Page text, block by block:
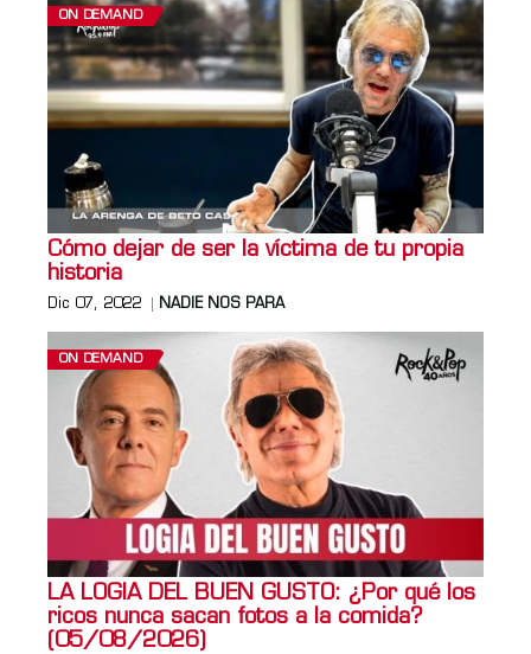
ON DEMAND
Cómo dejar de ser la víctima de tu propia
historia
Dic 07, 2022 NADIE NOS PARA
ON DEMAND
LA LOGIA DEL BUEN GUSTO: ¿Por qué los
ricos nunca sacan fotos a la comida?
(05/08/2026)